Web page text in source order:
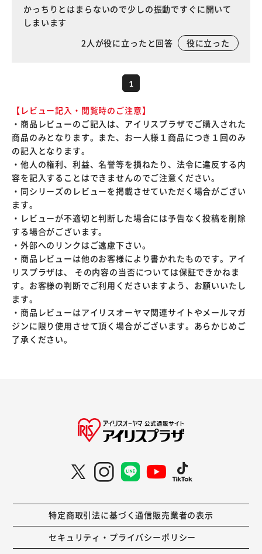
かっちりとはまらないので少しの振動ですぐに開いて
しまいます
2人が役に立ったと回答 役に立った
1
【レビュー記入・閲覧時のご注意】
・商品レビューのご記入は、アイリスプラザでご購入された
商品のみとなります。また、お一人様１商品につき１回のみ
の記入となります。
・他人の権利、利益、名誉等を損ねたり、法令に違反する内
容を記入することはできませんのでご注意ください。
・同シリーズのレビューを掲載させていただく場合がござい
ます。
・レビューが不適切と判断した場合には予告なく投稿を削除
する場合がございます。
・外部へのリンクはご遠慮下さい。
・商品レビューは他のお客様により書かれたものです。アイ
リスプラザは、 その内容の当否については保証できかねま
す。お客様の判断でご利用くださいますよう、お願いいたし
ます。
・商品レビューはアイリスオーヤマ関連サイトやメールマガ
ジンに限り使用させて頂く場合がございます。あらかじめご
了承ください。
特定商取引法に基づく通信販売業者の表示
セキュリティ・プライバシーポリシー